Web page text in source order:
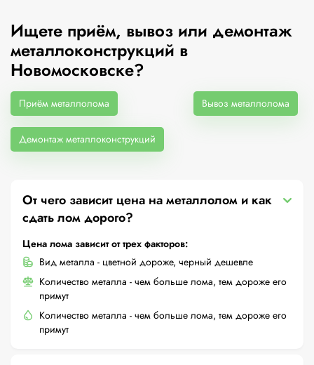
Ищете приём, вывоз или демонтаж
металлоконструкций в
Новомосковске?
Приём металлолома Вывоз металлолома
Демонтаж металлоконструкций
От чего зависит цена на металлолом и как
сдать лом дорого?
Цена лома зависит от трех факторов:
Вид металла - цветной дороже, черный дешевле
Количество металла - чем больше лома, тем дороже его
примут
Количество металла - чем больше лома, тем дороже его
примут